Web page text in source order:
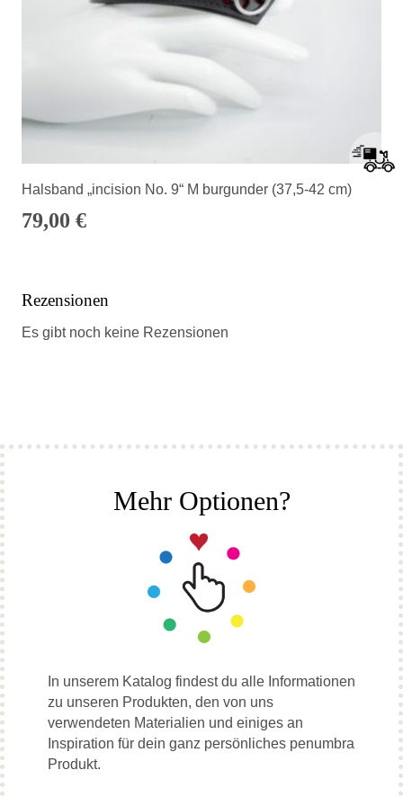
Halsband „incision No. 9“ M burgunder (37,5-42 cm)
79,00 €
Rezensionen
Es gibt noch keine Rezensionen
Mehr Optionen?
In unserem Katalog findest du alle Informationen
zu unseren Produkten, den von uns
verwendeten Materialien und einiges an
Inspiration für dein ganz persönliches penumbra
Produkt.